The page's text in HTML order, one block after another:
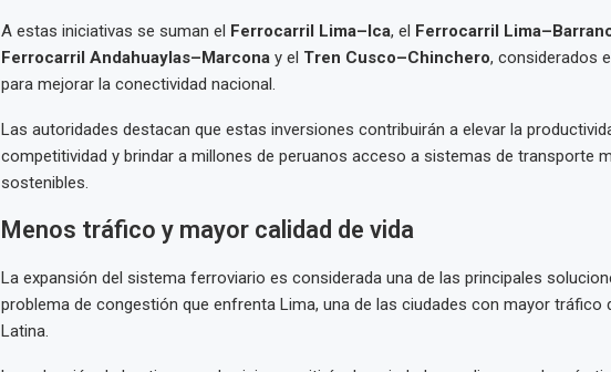
A estas iniciativas se suman el Ferrocarril Lima–Ica, el Ferrocarril
Ferrocarril Andahuaylas–Marconay el Tren Cusco–Chinchero, considerados
para mejorar la conectividad nacional.
Las autoridades destacan que estas inversiones contribuirán a elevar la
competitividad y brindar a millones de peruanos acceso a sistemas de transporte
sostenibles.
Menos tráfico y mayor calidad de vida
La expansión del sistema ferroviario es considerada una de las principales
problema de congestión que enfrenta Lima, una de las ciudades con mayor tráfico
Latina.